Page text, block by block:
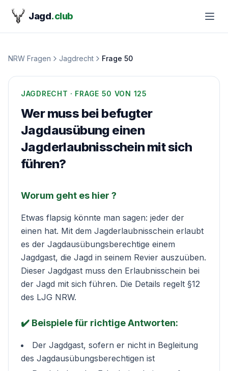
Jagd.club
NRW Fragen Jagdrecht Frage 50
JAGDRECHT · FRAGE 50 VON 125
Wer muss bei befugter
Jagdausübung einen
Jagderlaubnisschein mit sich
führen?
Worum geht es hier ?
Etwas flapsig könnte man sagen: jeder der
einen hat. Mit dem Jagderlaubnisschein erlaubt
es der Jagdausübungsberechtige einem
Jagdgast, die Jagd in seinem Revier auszuüben.
Dieser Jagdgast muss den Erlaubnisschein bei
der Jagd mit sich führen. Die Details regelt §12
des LJG NRW.
✔️ Beispiele für richtige Antworten:
Der Jagdgast, sofern er nicht in Begleitung
des Jagdausübungsberechtigen ist